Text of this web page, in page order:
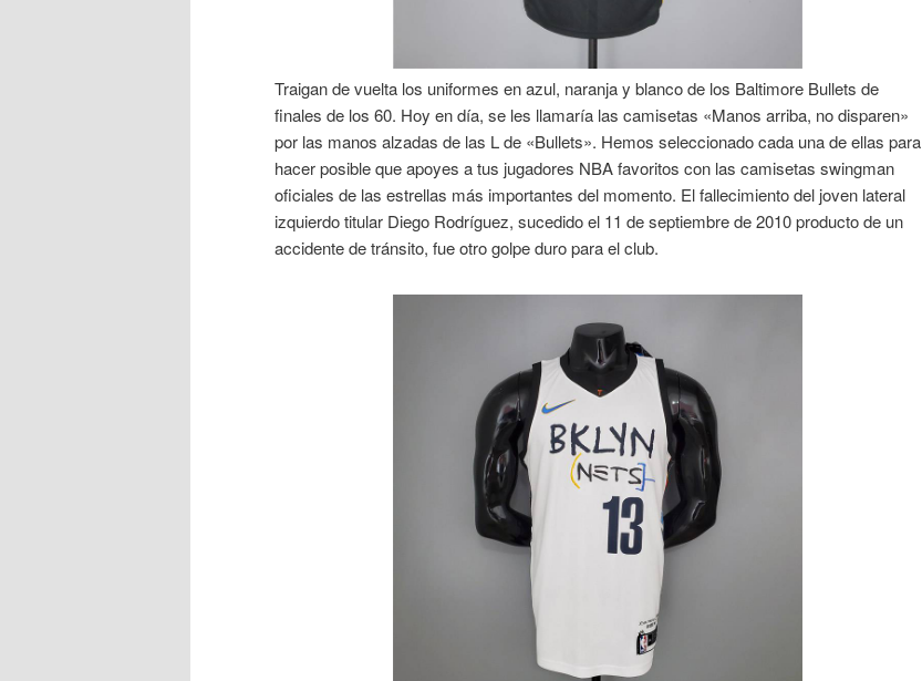
Traigan de vuelta los uniformes en azul, naranja y blanco de los Baltimore Bullets de
finales de los 60. Hoy en día, se les llamaría las camisetas «Manos arriba, no disparen»
por las manos alzadas de las L de «Bullets». Hemos seleccionado cada una de ellas para
hacer posible que apoyes a tus jugadores NBA favoritos con las camisetas swingman
oficiales de las estrellas más importantes del momento. El fallecimiento del joven lateral
izquierdo titular Diego Rodríguez, sucedido el 11 de septiembre de 2010 producto de un
accidente de tránsito, fue otro golpe duro para el club.